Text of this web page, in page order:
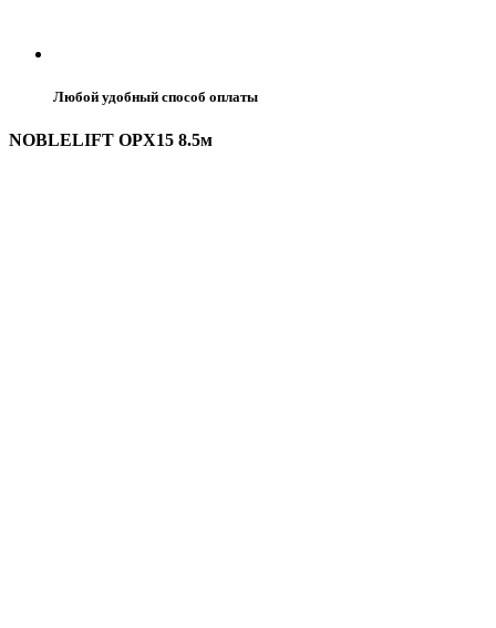
Любой удобный способ оплаты
NOBLELIFT OPX15 8.5м